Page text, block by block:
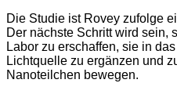
Die Studie ist Rovey zufolge
Der nächste Schritt wird sein,
Labor zu erschaffen, sie in
Lichtquelle zu ergänzen und
Nanoteilchen bewegen.